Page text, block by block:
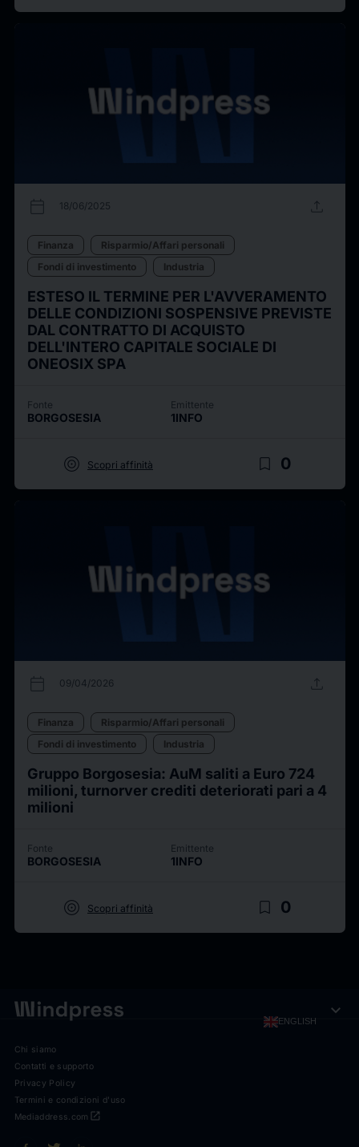
calendar_today 18/06/2025 upload
Finanza
Risparmio/Affari personali
Fondi di investimento
Industria
ESTESO IL TERMINE PER L'AVVERAMENTO
DELLE CONDIZIONI SOSPENSIVE PREVISTE
DAL CONTRATTO DI ACQUISTO
DELL'INTERO CAPITALE SOCIALE DI
ONEOSIX SPA
Fonte
BORGOSESIA
Emittente
1INFO
target Scopri affinità bookmark_border 0
calendar_today 09/04/2026 upload
Finanza
Risparmio/Affari personali
Fondi di investimento
Industria
Gruppo Borgosesia: AuM saliti a Euro 724
milioni, turnorver crediti deteriorati pari a 4
milioni
Fonte
BORGOSESIA
Emittente
1INFO
target Scopri affinità bookmark_border 0
ENGLISH expand_more
Chi siamo
Contatti e supporto
Privacy Policy
Termini e condizioni d'uso
open_in_new
Mediaddress.com